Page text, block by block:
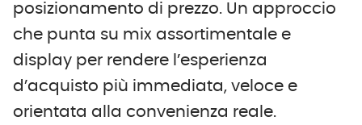
posizionamento di prezzo. Un approccio
che punta su mix assortimentale e
display per rendere l’esperienza
d’acquisto più immediata, veloce e
orientata alla convenienza reale.